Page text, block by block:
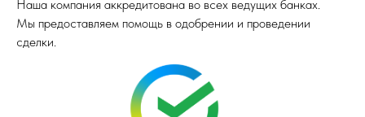
Наша компания аккредитована во всех ведущих банках.
Мы предоставляем помощь в одобрении и проведении
сделки.